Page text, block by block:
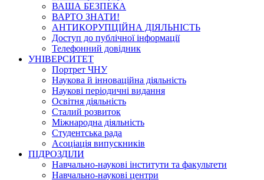
ВАША БЕЗПЕКА
ВАРТО ЗНАТИ!
АНТИКОРУПЦІЙНА ДІЯЛЬНІСТЬ
Доступ до публічної інформації
Телефонний довідник
УНІВЕРСИТЕТ
Портрет ЧНУ
Наукова й інноваційна діяльність
Наукові періодичні видання
Освітня діяльність
Сталий розвиток
Міжнародна діяльність
Студентська рада
Асоціація випускників
ПІДРОЗДІЛИ
Навчально-наукові інститути та факультети
Навчально-наукові центри